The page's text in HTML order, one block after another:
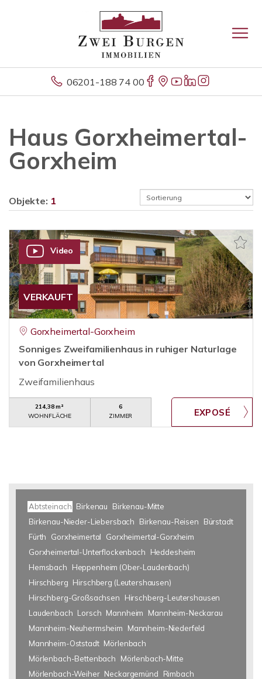
06201-188 74 00
Haus Gorxheimertal-
Gorxheim
Objekte: 1
VERKAUFT
Video
Gorxheimertal-Gorxheim
Sonniges Zweifamilienhaus in ruhiger Naturlage
von Gorxheimertal
Zweifamilienhaus
214,38 m²
WOHNFLÄCHE
6
ZIMMER
Abtsteinach Birkenau
Birkenau-Mitte
Birkenau-Nieder-Liebersbach
Birkenau-Reisen
Bürstadt
Fürth
Gorxheimertal
Gorxheimertal-Gorxheim
Gorxheimertal-Unterflockenbach
Heddesheim
Hemsbach
Heppenheim (Ober-Laudenbach)
Hirschberg Hirschberg (Leutershausen)
Hirschberg-Großsachsen
Hirschberg-Leutershausen
Laudenbach Lorsch Mannheim
Mannheim-Neckarau
Mannheim-Neuhermsheim
Mannheim-Niederfeld
Mannheim-Oststadt Mörlenbach
Mörlenbach-Bettenbach
Mörlenbach-Mitte
Mörlenbach-Weiher Neckargemünd
Rimbach